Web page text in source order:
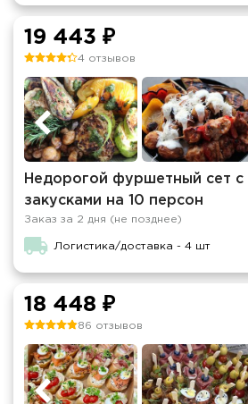
19 443 ₽
4 отзывов
Недорогой фуршетный сет с
закусками на 10 персон
Заказ за 2 дня (не позднее)
Логистика/доставка - 4 шт
18 448 ₽
86 отзывов